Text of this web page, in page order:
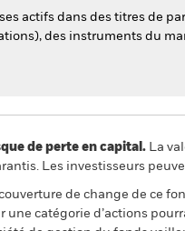
actifs dans des titres de
des instruments du
de perte en capital. La
Les investisseurs
couverture de change de ce
une catégorie d’actions